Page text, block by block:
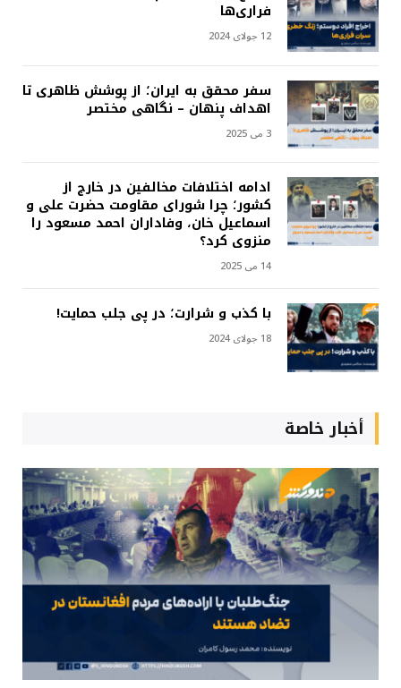
فراری‌ها
12 جولای 2024
سفر محقق به ایران؛ از پوشش ظاهری تا
اهداف پنهان – نگاهی مختصر
3 می 2025
ادامه اختلافات مخالفین در خارج از
کشور؛ چرا شورای مقاومت حضرت علی و
اسماعیل خان، وفاداران احمد مسعود را
منزوی کرد؟
14 می 2025
با کذب و شرارت؛ در پی جلب حمایت!
18 جولای 2024
أخبار خاصة